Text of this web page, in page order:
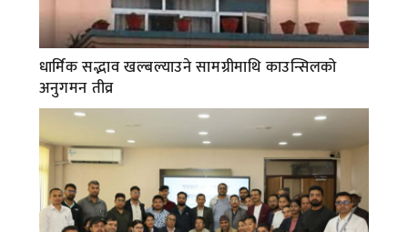
धार्मिक सद्भाव खल्बल्याउने सामग्रीमाथि काउन्सिलको
अनुगमन तीव्र